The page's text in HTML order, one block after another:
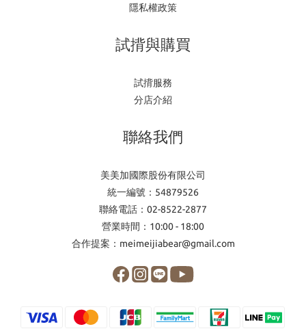
隱私權政策
試揹與購買
試揹服務
分店介紹
聯絡我們
美美加國際股份有限公司
統一編號：54879526
聯絡電話：02-8522-2877
營業時間：10:00 - 18:00
合作提案：meimeijiabear@gmail.com